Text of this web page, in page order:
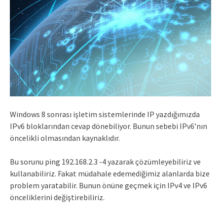
Windows 8 sonrası işletim sistemlerinde IP yazdığımızda
IPv6 bloklarından cevap dönebiliyor. Bunun sebebi IPv6’nın
öncelikli olmasından kaynaklıdır.
Bu sorunu ping 192.168.2.3 -4 yazarak çözümleyebiliriz ve
kullanabiliriz. Fakat müdahale edemediğimiz alanlarda bize
problem yaratabilir. Bunun önüne geçmek için IPv4 ve IPv6
önceliklerini değiştirebiliriz.